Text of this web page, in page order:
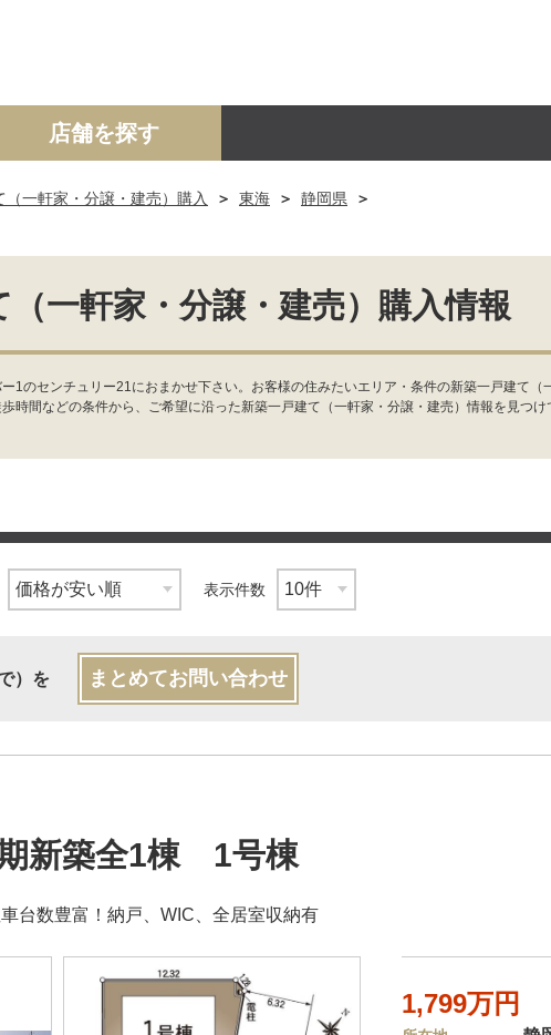
ン 土地 事業投資用
店舗を探す
（一軒家・分譲・建売）購入 東海
静岡県
一軒家・分譲・建売）購入情報
のセンチュリー21におまかせ下さい。お客様の住みたいエリア・条件の新築一戸建て
間などの条件から、ご希望に沿った新築一戸建て（一軒家・分譲・建売）情報を見つ
表示件数
）を まとめてお問い合わせ
新築全1棟 1号棟
台数豊富！納戸、WIC、全居室収納有
1,799万円